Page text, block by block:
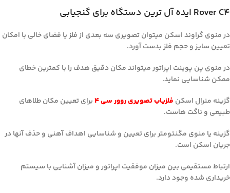
Rover C4 ایده آل ترین دستگاه برای گنجیابی
در منوی گراوند اسکن میتوان تصویری سه بعدی از فلز یا فضای خالی با امکان
تعیین سایز و حجم فلز بدست آورد.
در منوی پن پوینت اپراتور میتواند مکان دقیق هدف را با کمترین خطای
ممکن شناسایی نماید.
گزینه منرال اسکن فلزیاب تصویری روور سی 4
برای تعیین مکان طلاهای
طبیعی و ناگت هاست.
گزینه یا منوی مگنتومتر برای تعیین و شناسایی اهداف آهنی و حذف آنها در
جریان اسکن است.
ارتباط مستقیمی بین میزان موفقیت اپراتور و میزان آشنایی با سیستم
خریداری شده وجود دارد.